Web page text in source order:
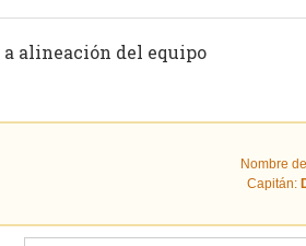
a alineación del equipo
Nombre
Capitán: